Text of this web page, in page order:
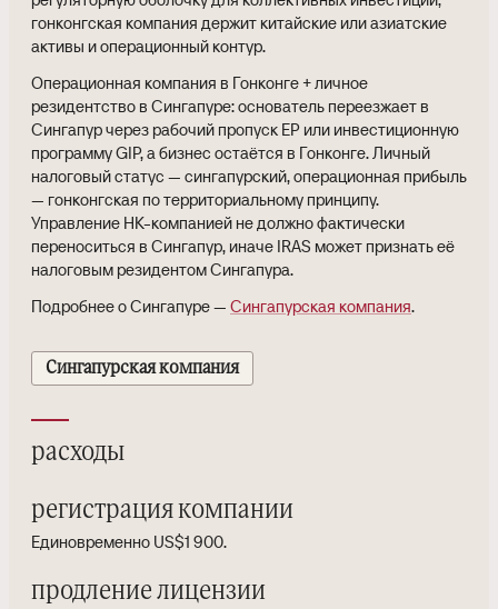
гонконгская компания держит китайские или азиатские
активы и операционный контур.
Операционная компания в Гонконге + личное
резидентство в Сингапуре: основатель переезжает в
Сингапур через рабочий пропуск EP или инвестиционную
программу GIP, а бизнес остаётся в Гонконге. Личный
налоговый статус — сингапурский, операционная прибыль
— гонконгская по территориальному принципу.
Управление HK-компанией не должно фактически
переноситься в Сингапур, иначе IRAS может признать её
налоговым резидентом Сингапура.
Подробнее о Сингапуре — Сингапурская компания.
Сингапурская компания
расходы
регистрация компании
Единовременно US$1 900.
продление лицензии